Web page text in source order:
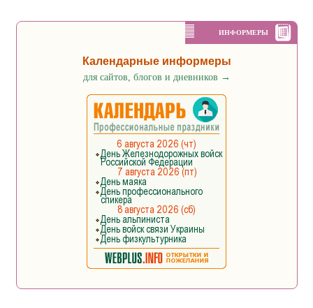
ИНФОРМЕРЫ
Календарные информеры
для сайтов, блогов и дневников →